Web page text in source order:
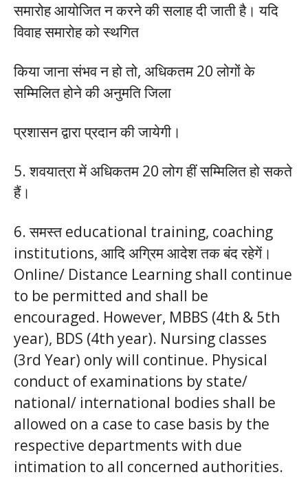
समारोह आयोजित न करने की सलाह दी जाती है। यदि
विवाह समारोह को स्थगित
किया जाना संभव न हो तो, अधिकतम 20 लोगों के
सम्मिलित होने की अनुमति जिला
प्रशासन द्वारा प्रदान की जायेगी।
5. शवयात्रा में अधिकतम 20 लोग हीं सम्मिलित हो सकते
हैं।
6. समस्त educational training, coaching
institutions, आदि अग्रिम आदेश तक बंद रहेगें।
Online/ Distance Learning shall continue
to be permitted and shall be
encouraged. However, MBBS (4th & 5th
year), BDS (4th year). Nursing classes
(3rd Year) only will continue. Physical
conduct of examinations by state/
national/ international bodies shall be
allowed on a case to case basis by the
respective departments with due
intimation to all concerned authorities.